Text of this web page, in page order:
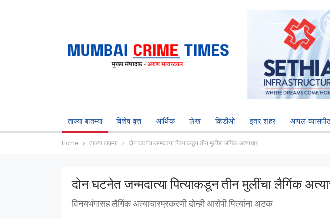
ताज्या बातम्या विशेष वृत्त आर्थिक लेख व्हिडीओ इतर शहर आपलं व्यासपीठ
Home ताज्या बातम्या दोन घटनेत जन्मदात्या पित्याकडून तीन मुलींचा लैगिंक अत्याचार
दोन घटनेत जन्मदात्या पित्याकडून तीन मुलींचा लैगिंक
विनयभंगासह लैगिंक अत्याचारप्रकरणी दोन्ही आरोपी पित्यांना अटक